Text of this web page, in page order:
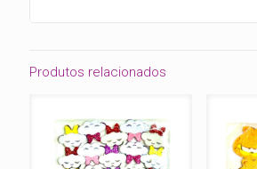
Produtos relacionados